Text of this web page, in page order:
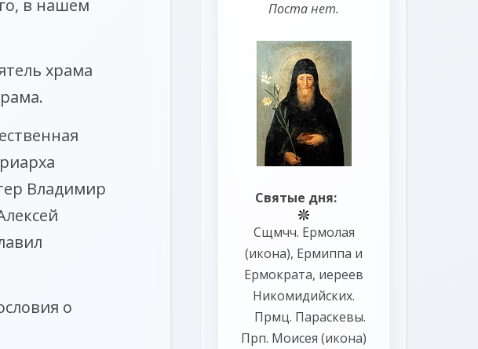
в нашем
храма
Владимир
о
Поста нет.
Святые дня:
Сщмчч. Ермолая
(икона), Ермиппа и
Ермократа, иереев
Никомидийских.
Прмц. Параскевы.
Прп. Моисея (икона)